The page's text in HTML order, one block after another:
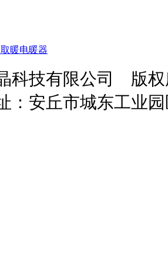
暖电暖器
科技有限公司
：安丘市城东工业